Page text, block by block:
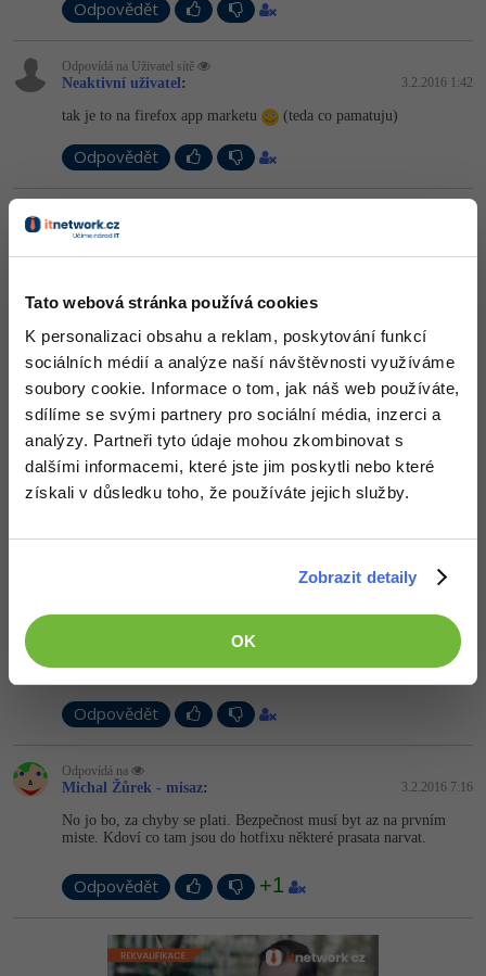
Tato webová stránka používá cookies
K personalizaci obsahu a reklam, poskytování funkcí
sociálních médií a analýze naší návštěvnosti využíváme
soubory cookie. Informace o tom, jak náš web používáte,
sdílíme se svými partnery pro sociální média, inzerci a
analýzy. Partneři tyto údaje mohou zkombinovat s
dalšími informacemi, které jste jim poskytli nebo které
získali v důsledku toho, že používáte jejich služby.
Zobrazit detaily
OK
Odpovědět
Odpovídá na Uživatel sítě
Neaktivní uživatel: 3.2.2016 1:42
tak je to na firefox app marketu (teda co pamatuju)
Odpovědět
:
takže zkušenost nemám.
Odpovědět
: 3.2.2016 7:10
Mohlo by to bejt lepší, to jo. Zase by to ale bylo nepříjemné pro
vývojáře i lidi - vývojář vydá nějaký hotfix, protože mu třeba
nefunguje přihlášení (tím pádem appka nikomu nejede) a čekal by
2-3 dny na schválení. Takhle je to u Applu a Mozilly.
Odpovídá na
3.2.2016 7:15
Odpovědět
Odpovídá na
Michal Žůrek - misaz: 3.2.2016 7:16
No jo bo, za chyby se plati. Bezpečnost musí byt az na prvním
miste. Kdoví co tam jsou do hotfixu některé prasata narvat.
Odpovědět +1